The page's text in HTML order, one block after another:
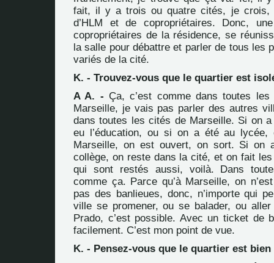
fait, il y a trois ou quatre cités, je crois,
d’HLM et de copropriétaires. Donc,
copropriétaires de la résidence, se
la salle pour débattre et parler de tous les
variés de la cité.
K. - Trouvez-vous que le quartier est
A A. - Ça, c’est comme dans toutes
Marseille, je vais pas parler des autres
dans toutes les cités de Marseille. Si on
eu l’éducation, ou si on a été au lycée,
Marseille, on est ouvert, on sort. Si on
collège, on reste dans la cité, et on fait
qui sont restés aussi, voilà. Dans
comme ça. Parce qu’à Marseille, on
pas des banlieues, donc, n’importe qui
ville se promener, ou se balader, ou
Prado, c’est possible. Avec un ticket de
facilement. C’est mon point de vue.
K. - Pensez-vous que le quartier est